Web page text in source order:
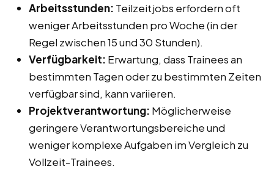
Arbeitsstunden: Teilzeitjobs erfordern oft
weniger Arbeitsstunden pro Woche (in der
Regel zwischen 15 und 30 Stunden).
Verfügbarkeit: Erwartung, dass Trainees an
bestimmten Tagen oder zu bestimmten Zeiten
verfügbar sind, kann variieren.
Projektverantwortung: Möglicherweise
geringere Verantwortungsbereiche und
weniger komplexe Aufgaben im Vergleich zu
Vollzeit-Trainees.